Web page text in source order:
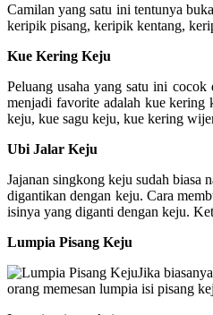
Camilan yang satu ini tentunya
keripik pisang, keripik kentang,
Kue Kering Keju
Peluang usaha yang satu ini
menjadi favorite adalah kue kering
keju, kue sagu keju, kue kering
Ubi Jalar Keju
Jajanan singkong keju sudah biasa
digantikan dengan keju. Cara
isinya yang diganti dengan keju.
Lumpia Pisang Keju
Jika
orang memesan lumpia isi pisang